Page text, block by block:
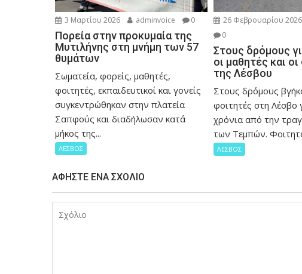
3 Μαρτίου 2026 adminvoice 0
Πορεία στην προκυμαία της
Μυτιλήνης στη μνήμη των 57
θυμάτων
Σωματεία, φορείς, μαθητές,
φοιτητές, εκπαιδευτικοί και γονείς
συγκεντρώθηκαν στην πλατεία
Σαπφούς και διαδήλωσαν κατά
μήκος της...
ΛΕΣΒΟΣ
26 Φεβρουαρίου 2026
0
Στους δρόμους
οι μαθητές και
της Λέσβου
Στους δρόμους
φοιτητές στη Λέσβο
χρόνια από την
των Τεμπών.
ΛΕΣΒΟΣ
ΑΦΉΣΤΕ ΈΝΑ ΣΧΌΛΙΟ